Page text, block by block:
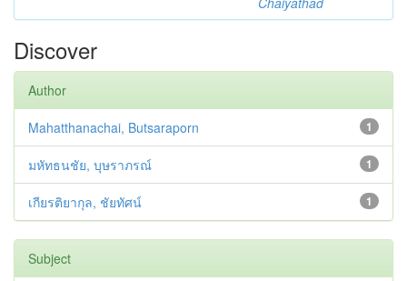
Discover
Author
1
Mahatthanachai, Butsaraporn
1
มหัทธนชัย, บุษราภรณ์
1
เกียรติยากุล, ชัยทัศน์
Subject